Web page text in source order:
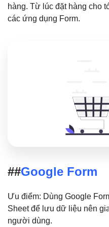
hàng. Từ lúc đặt hàng cho
các ứng dụng Form.
##Google Form
Ưu điểm: Dùng Google
Sheet để lưu dữ liệu nên
người dùng.